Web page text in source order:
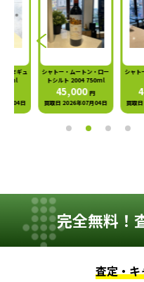
ートン・ロー
2004 750ml
年07月04日
シャトー・マルゴー 2004
750ml
40,000
買取日 2026年07月04日
完全無料！
査定・